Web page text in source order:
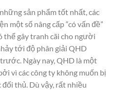
sản phẩm tốt nhất, các
một số nâng cấp “có vấn đề”
thể gây tranh cãi cho người
tới độ phân giải QHD
Ngày nay, QHD là một
vì các công ty không muốn bị
thủ. Dù vậy, rất nhiều